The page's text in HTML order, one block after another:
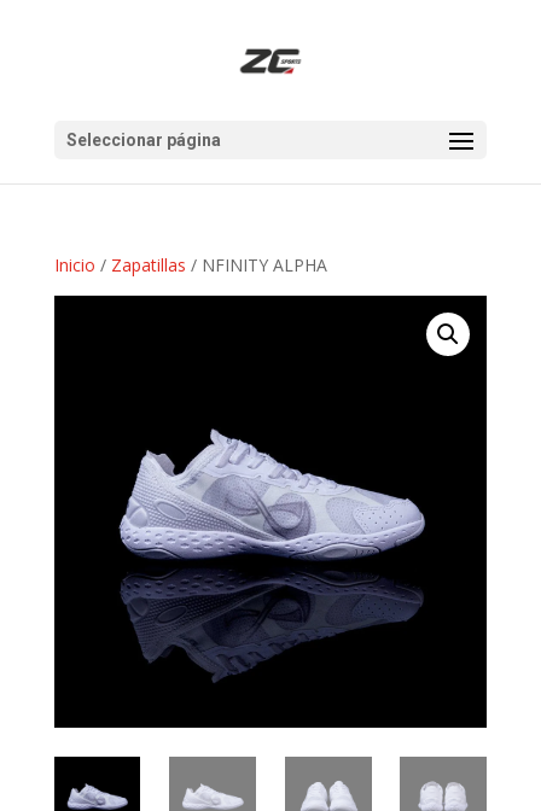
Seleccionar página
Inicio / Zapatillas / NFINITY ALPHA